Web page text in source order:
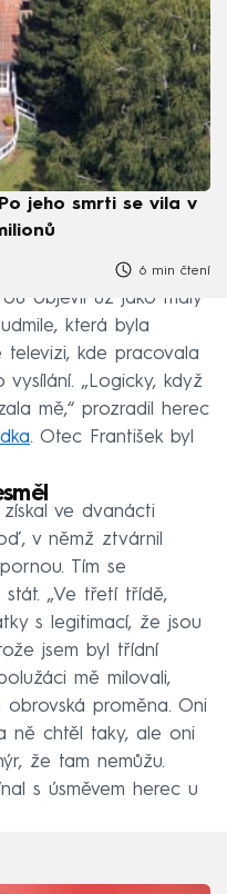
jeho smrti se vila v
6 min čtení
objevil už jako malý
která byla
televizi, kde pracovala
„Logicky, když
mě,“ prozradil herec
. Otec František byl
získal ve dvanácti
v němž ztvárnil
Tím se
„Ve třetí třídě,
s legitimací, že jsou
jsem byl třídní
mě milovali,
obrovská proměna. Oni
ně chtěl taky, ale oni
že tam nemůžu.
s úsměvem herec u